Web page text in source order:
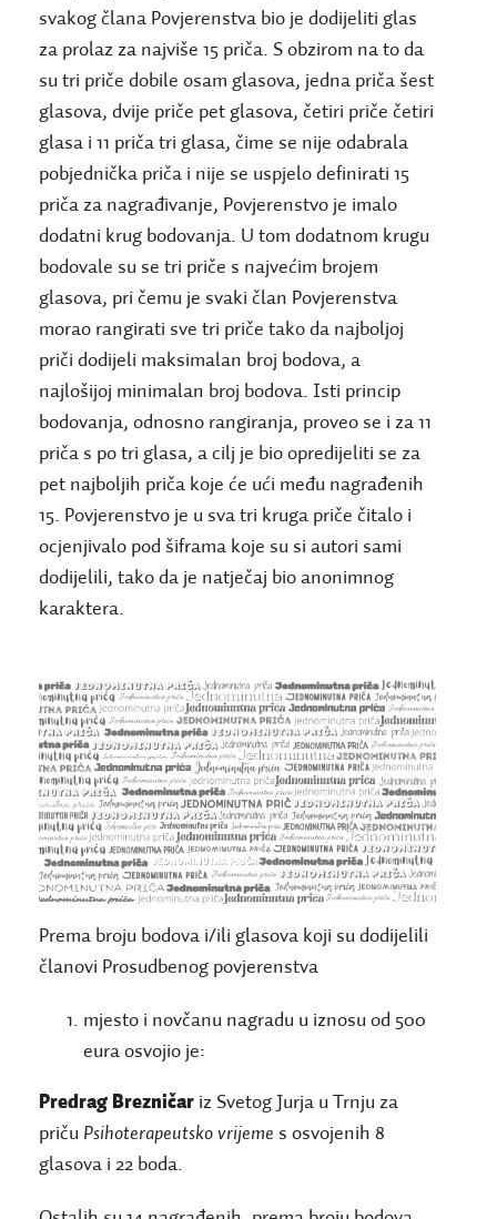
svakog člana Povjerenstva bio je dodijeliti glas
za prolaz za najviše 15 priča. S obzirom na to da
su tri priče dobile osam glasova, jedna priča šest
glasova, dvije priče pet glasova, četiri priče četiri
glasa i 11 priča tri glasa, čime se nije odabrala
pobjednička priča i nije se uspjelo definirati 15
priča za nagrađivanje, Povjerenstvo je imalo
dodatni krug bodovanja. U tom dodatnom krugu
bodovale su se tri priče s najvećim brojem
glasova, pri čemu je svaki član Povjerenstva
morao rangirati sve tri priče tako da najboljoj
priči dodijeli maksimalan broj bodova, a
najlošijoj minimalan broj bodova. Isti princip
bodovanja, odnosno rangiranja, proveo se i za 11
priča s po tri glasa, a cilj je bio opredijeliti se za
pet najboljih priča koje će ući među nagrađenih
15. Povjerenstvo je u sva tri kruga priče čitalo i
ocjenjivalo pod šiframa koje su si autori sami
dodijelili, tako da je natječaj bio anonimnog
karaktera.
Prema broju bodova i/ili glasova koji su dodijelili
članovi Prosudbenog povjerenstva
mjesto i novčanu nagradu u iznosu od 500
eura osvojio je:
Predrag Brezničar iz Svetog Jurja u Trnju za
priču Psihoterapeutsko vrijemes osvojenih 8
glasova i 22 boda.